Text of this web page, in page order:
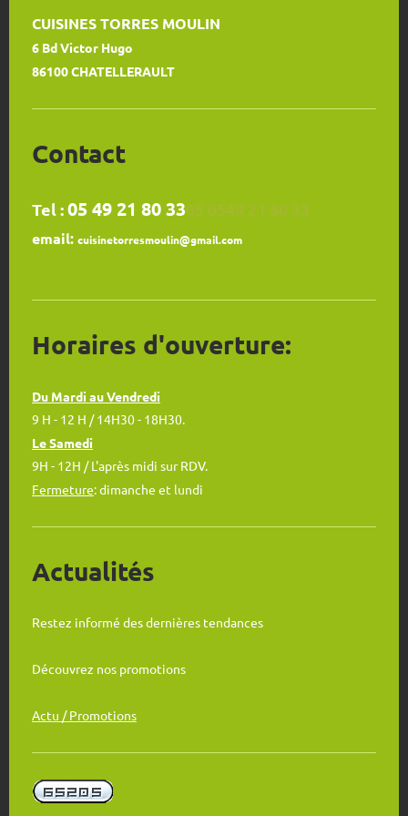
CUISINES TORRES MOULIN
6 Bd Victor Hugo
86100 CHATELLERAULT
Contact
Tel :05 49 21 80 3305 0549 21 80 33
email: cuisinetorresmoulin@gmail.com
Horaires d'ouverture:
Du Mardi au Vendredi
9 H - 12 H / 14H30 - 18H30.
Le Samedi
9H - 12H / L'après midi sur RDV.
Fermeture: dimanche et lundi
Actualités
Restez informé des dernières tendances
Découvrez nos promotions
Actu / Promotions